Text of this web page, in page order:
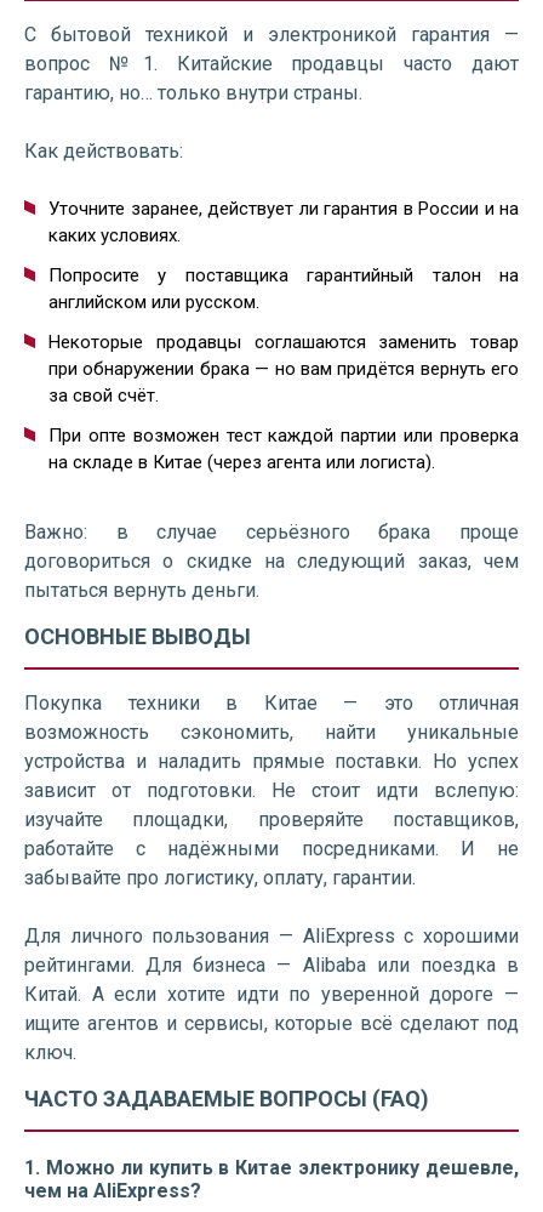
С бытовой техникой и электроникой гарантия —
вопрос №1. Китайские продавцы часто дают
гарантию, но… только внутри страны.
Как действовать:
Уточните заранее, действует ли гарантия в России и на
каких условиях.
Попросите у поставщика гарантийный талон на
английском или русском.
Некоторые продавцы соглашаются заменить товар
при обнаружении брака — но вам придётся вернуть его
за свой счёт.
При опте возможен тест каждой партии или проверка
на складе в Китае (через агента или логиста).
Важно: в случае серьёзного брака проще
договориться о скидке на следующий заказ, чем
пытаться вернуть деньги.
ОСНОВНЫЕ ВЫВОДЫ
Покупка техники в Китае — это отличная
возможность сэкономить, найти уникальные
устройства и наладить прямые поставки. Но успех
зависит от подготовки. Не стоит идти вслепую:
изучайте площадки, проверяйте поставщиков,
работайте с надёжными посредниками. И не
забывайте про логистику, оплату, гарантии.
Для личного пользования — AliExpress с хорошими
рейтингами. Для бизнеса — Alibaba или поездка в
Китай. А если хотите идти по уверенной дороге —
ищите агентов и сервисы, которые всё сделают под
ключ.
ЧАСТО ЗАДАВАЕМЫЕ ВОПРОСЫ (FAQ)
1. Можно ли купить в Китае электронику дешевле,
чем на AliExpress?